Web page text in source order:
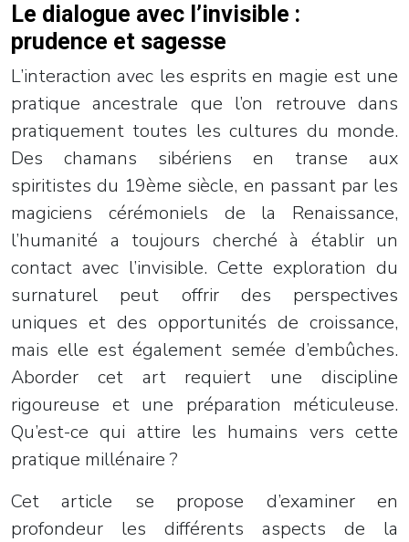
Le dialogue avec l’invisible :
prudence et sagesse
L’interaction avec les esprits en magie est une
pratique ancestrale que l’on retrouve dans
pratiquement toutes les cultures du monde.
Des chamans sibériens en transe aux
spiritistes du 19ème siècle, en passant par les
magiciens cérémoniels de la Renaissance,
l’humanité a toujours cherché à établir un
contact avec l’invisible. Cette exploration du
surnaturel peut offrir des perspectives
uniques et des opportunités de croissance,
mais elle est également semée d’embûches.
Aborder cet art requiert une discipline
rigoureuse et une préparation méticuleuse.
Qu’est-ce qui attire les humains vers cette
pratique millénaire ?
Cet article se propose d’examiner en
profondeur les différents aspects de la